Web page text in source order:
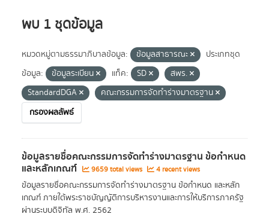
พบ 1 ชุดข้อมูล
หมวดหมู่ตามธรรมาภิบาลข้อมูล: ข้อมูลสาธารณะ
ประเภทชุด
ข้อมูล:
ข้อมูลระเบียน แท็ค: SD
สพร.
StandardDGA
คณะกรรมการจัดทำร่างมาตรฐาน
กรองผลลัพธ์
ข้อมูลรายชื่อคณะกรรมการจัดทำร่างมาตรฐาน ข้อกำหนด
และหลักเกณฑ์ 9659 total views 4 recent views
ข้อมูลรายชื่อคณะกรรมการจัดทำร่างมาตรฐาน ข้อกำหนด และหลัก
เกณฑ์ ภายใต้พระราชบัญญัติการบริหารงานและการให้บริการภาครัฐ
ผ่านระบบดิจิทัล พ.ศ. 2562